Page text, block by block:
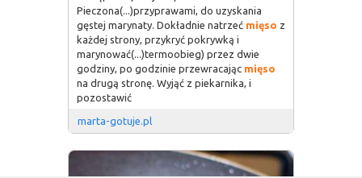
Pieczona(...)przyprawami, do uzyskania
gęstej marynaty. Dokładnie natrzeć mięso z
każdej strony, przykryć pokrywką i
marynować(...)termoobieg) przez dwie
godziny, po godzinie przewracając mięso
na drugą stronę. Wyjąć z piekarnika, i
pozostawić
marta-gotuje.pl